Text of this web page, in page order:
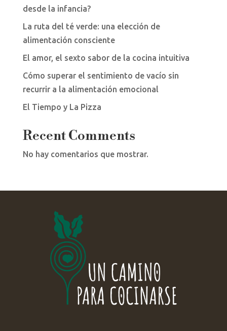
desde la infancia?
La ruta del té verde: una elección de
alimentación consciente
El amor, el sexto sabor de la cocina intuitiva
Cómo superar el sentimiento de vacío sin
recurrir a la alimentación emocional
El Tiempo y La Pizza
Recent Comments
No hay comentarios que mostrar.